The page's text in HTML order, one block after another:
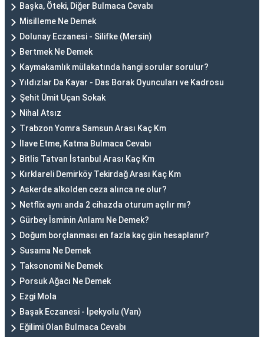
Başka, Öteki, Diğer Bulmaca Cevabı
Misilleme Ne Demek
Dolunay Eczanesi - Silifke (Mersin)
Bertmek Ne Demek
Kaymakamlık mülakatında hangi sorular sorulur?
Yıldızlar Da Kayar - Das Borak Oyuncuları ve Kadrosu
Şehit Ümit Uçan Sokak
Nihal Atsız
Trabzon Yomra Samsun Arası Kaç Km
İlave Etme, Katma Bulmaca Cevabı
Bitlis Tatvan İstanbul Arası Kaç Km
Kırklareli Demirköy Tekirdağ Arası Kaç Km
Askerde alkolden ceza alınca ne olur?
Netflix aynı anda 2 cihazda oturum açılır mı?
Gürbey İsminin Anlamı Ne Demek?
Doğum borçlanması en fazla kaç gün hesaplanır?
Susama Ne Demek
Taksonomi Ne Demek
Porsuk Ağacı Ne Demek
Ezgi Mola
Başak Eczanesi - İpekyolu (Van)
Eğilimi Olan Bulmaca Cevabı